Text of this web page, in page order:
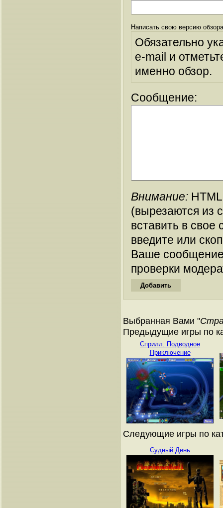
Написать свою версию
Обязательно
e-mail и
именно обзор.
Сообщение:
Внимание:
(вырезаются из
вставить в
введите или
Ваше
проверки
Выбранная Вами "
Предыдущие игры по
Сприлл. Подводное
Приключение
Следующие игры по
Судный День